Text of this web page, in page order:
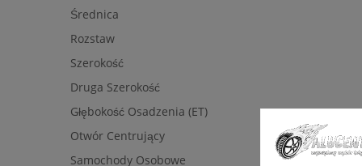
Średnica
Rozstaw
Szerokość
Druga Szerokość
Głębokość Osadzenia (ET)
Otwór Centrujący
Samochody Osobowe